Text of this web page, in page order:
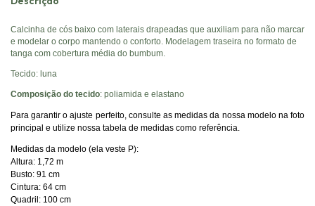
Calcinha de cós baixo com laterais drapeadas que auxiliam para não marcar
e modelar o corpo mantendo o conforto. Modelagem traseira no formato de
tanga com cobertura média do bumbum.
Tecido: luna
Composição do tecido: poliamida e elastano
Para garantir o ajuste perfeito, consulte as medidas da nossa modelo na foto
principal e utilize nossa tabela de medidas como referência.
Medidas da modelo (ela veste P):
Altura: 1,72 m
Busto: 91 cm
Cintura: 64 cm
Quadril: 100 cm